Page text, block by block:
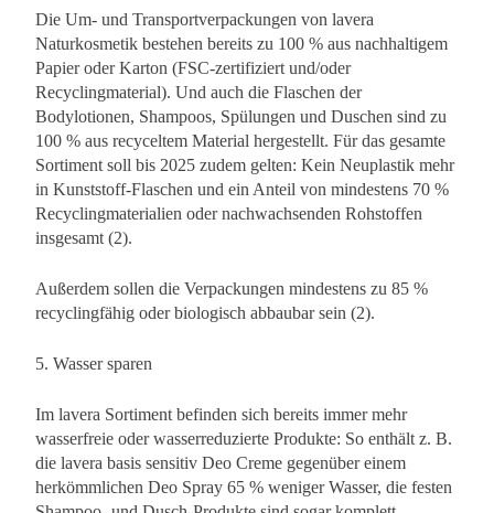
Die Um- und Transportverpackungen von lavera
Naturkosmetik bestehen bereits zu 100 % aus nachhaltigem
Papier oder Karton (FSC-zertifiziert und/oder
Recyclingmaterial). Und auch die Flaschen der
Bodylotionen, Shampoos, Spülungen und Duschen sind zu
100 % aus recyceltem Material hergestellt. Für das gesamte
Sortiment soll bis 2025 zudem gelten: Kein Neuplastik mehr
in Kunststoff-Flaschen und ein Anteil von mindestens 70 %
Recyclingmaterialien oder nachwachsenden Rohstoffen
insgesamt (2).
Außerdem sollen die Verpackungen mindestens zu 85 %
recyclingfähig oder biologisch abbaubar sein (2).
5. Wasser sparen
Im lavera Sortiment befinden sich bereits immer mehr
wasserfreie oder wasserreduzierte Produkte: So enthält z. B.
die lavera basis sensitiv Deo Creme gegenüber einem
herkömmlichen Deo Spray 65 % weniger Wasser, die festen